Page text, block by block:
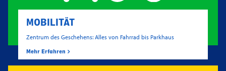
MOBILITÄT
Zentrum des Geschehens: Alles von Fahrrad bis Parkhaus
Mehr Erfahren